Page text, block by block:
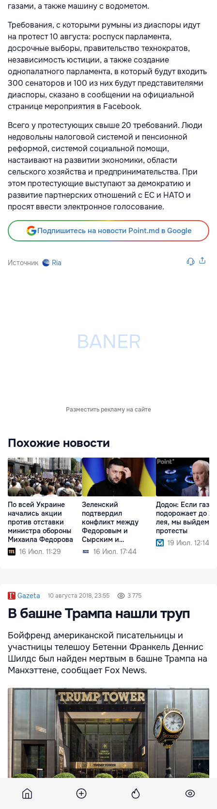
газами, а также машину с водометом.
Требования, с которыми румыны из диаспоры идут
на протест 10 августа: роспуск парламента,
досрочные выборы, правительство технократов,
независимость юстиции, а также создание
однопалатного парламента, в который будут входить
300 сенаторов и 100 из них будут представителями
диаспоры, сказано в сообщении на официальной
странице мероприятия в Facebook.
Всего у протестующих свыше 20 требований. Люди
недовольны налоговой системой и пенсионной
реформой, системой социальной помощи,
настаивают на развитии экономики, области
сельского хозяйства и предпринимательства. При
этом протестующие выступают за демократию и
развитие партнерских отношений с ЕС и НАТО и
просят ввести электронное голосование.
Подпишитесь на новости Point.md в Google
Источник Ria
Разместить рекламу на сайте
Похожие новости
По всей Украине
начались акции
против отставки
министра обороны
Михаила Федорова
16 Июл. 11:29
Зеленский
подтвердил
конфликт между
Федоровым и
Сырским и
прокомментировал
протесты
16 Июл. 17:44
Додон: Если газ
подорожает до 21
лея, мы выйдем
протесты
19 Июл. 12:14
Gazeta 10 августа 2018, 23:55 3 775
В башне Трампа нашли труп
Бойфренд американской писательницы и
участницы телешоу Бетенни Франкель Деннис
Шилдс был найден мертвым в башне Трампа на
Манхэттене, сообщает Fox News.